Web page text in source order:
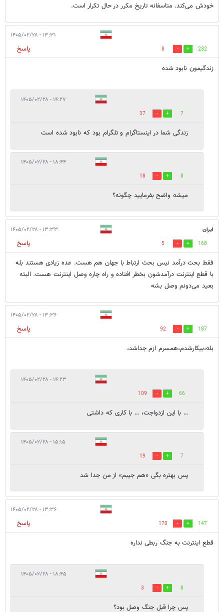
خودش می‌کند. متاسفانه تاریخ مکرر در حال تکرار است.
۱۳:۳۱ - ۱۴۰۵/۰۲/۲۸
232
8
پاسخ
زندگیمون نابود شده
۱۴:۲۷ - ۱۴۰۵/۰۲/۲۸
7
37
زندگی شما در اینستاگرام و تلگرام بود که نابود شده است
۱۸:۴۴ - ۱۴۰۵/۰۲/۲۸
8
18
میشه واضح بفرمایید چگونه؟
ایران ۱۳:۳۳ - ۱۴۰۵/۰۲/۲۸
168
5
پاسخ
فقط بحث درآمد نیس بحث ارتباط با جهان هم هست. عده زیادی هستند بله
با قطع اینترنت درآمدشون بخطر افتاده و راه چاره وصل اینترنت هست. البته
بعید می‌دونم وصل بشه
۱۳:۳۶ - ۱۴۰۵/۰۲/۲۸
187
92
پاسخ
بله،بیکارشدم،همسرم ازم جداشد،
۱۴:۲۳ - ۱۴۰۵/۰۲/۲۸
66
109
… با این ازدواجت، … با کاری که داشتی
۱۵:۱۵ - ۱۴۰۵/۰۲/۲۸
7
19
پس بهتره بگی «هم جیبم» از من جدا شد
۱۳:۳۶ - ۱۴۰۵/۰۲/۲۸
147
170
پاسخ
قطع اینترنت به جنگ ربطی نداره
۱۸:۴۵ - ۱۴۰۵/۰۲/۲۸
8
3
پس چرا قبل جنگ وصل بود؟